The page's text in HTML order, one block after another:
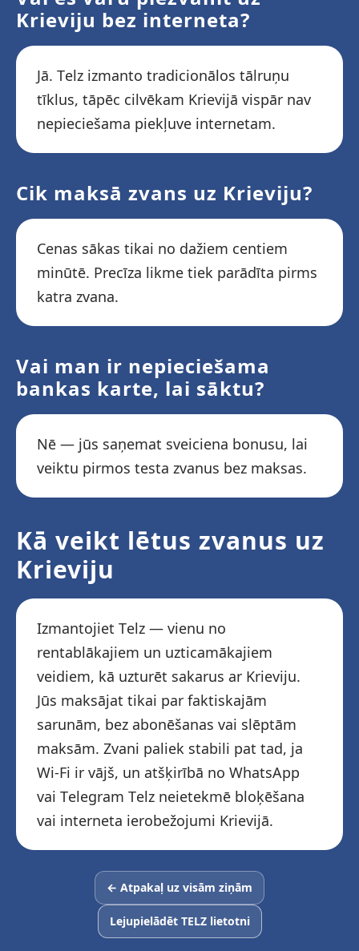
Krieviju bez interneta?
Jā. Telz izmanto tradicionālos tālruņu
tīklus, tāpēc cilvēkam Krievijā vispār nav
nepieciešama piekļuve internetam.
Cik maksā zvans uz Krieviju?
Cenas sākas tikai no dažiem centiem
minūtē. Precīza likme tiek parādīta pirms
katra zvana.
Vai man ir nepieciešama
bankas karte, lai sāktu?
Nē — jūs saņemat sveiciena bonusu, lai
veiktu pirmos testa zvanus bez maksas.
Kā veikt lētus zvanus uz
Krieviju
Izmantojiet Telz — vienu no
rentablākajiem un uzticamākajiem
veidiem, kā uzturēt sakarus ar Krieviju.
Jūs maksājat tikai par faktiskajām
sarunām, bez abonēšanas vai slēptām
maksām. Zvani paliek stabili pat tad, ja
Wi-Fi ir vājš, un atšķirībā no WhatsApp
vai Telegram Telz neietekmē bloķēšana
vai interneta ierobežojumi Krievijā.
← Atpakaļ uz visām ziņām
Lejupielādēt TELZ lietotni